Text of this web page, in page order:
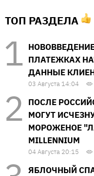
ТОП РАЗДЕЛА
ПЛАТЕЖКАХ
ДАННЫЕ
03 Августа 14:04
ПОСЛЕ
МОГУТ
МОРОЖЕНОЕ
MILLENNIUM
04 Августа 20:15
ЯБЛОЧНЫЙ